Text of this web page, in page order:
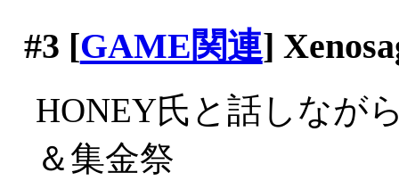
#3 [GAME関連]
HONEY氏と話しなが
＆集金祭